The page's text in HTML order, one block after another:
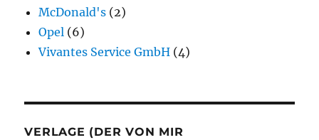
McDonald's (2)
Opel (6)
Vivantes Service GmbH (4)
VERLAGE (DER VON MIR